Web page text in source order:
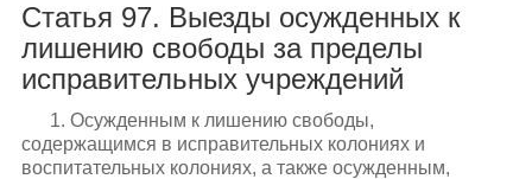
Статья 97. Выезды осужденных к
лишению свободы за пределы
исправительных учреждений
1. Осужденным к лишению свободы,
содержащимся в исправительных колониях и
воспитательных колониях, а также осужденным,